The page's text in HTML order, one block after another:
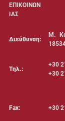
ΕΠΙΚΟΙΝΩΝ
ΙΑΣ
Διεύθυνση:
Μ.
Τηλ.:
+30
+30
Fax: +30